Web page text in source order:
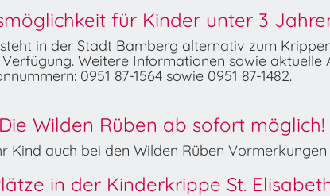
für Kinder unter 3
in der Stadt Bamberg alternativ zum
Weitere Informationen sowie aktuelle
0951 87-1564 sowie 0951 87-1482.
Wilden Rüben ab sofort möglich!
Kind auch bei den Wilden Rüben Vormerkungen
in der Kinderkrippe St.